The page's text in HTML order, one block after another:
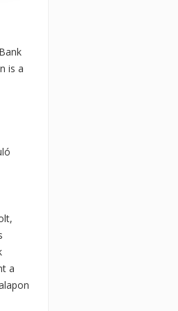
is a
a